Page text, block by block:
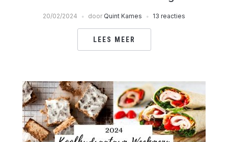
20/02/2024 door Quint Kames 13 reacties
LEES MEER